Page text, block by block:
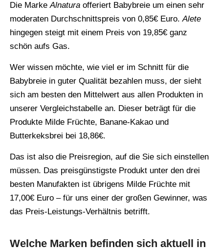
Die MarkeAlnatura offeriert Babybreie um einen sehr
moderaten Durchschnittspreis von 0,85€ Euro.Alete
hingegen steigt mit einem Preis von 19,85€ ganz
schön aufs Gas.
Wer wissen möchte, wie viel er im Schnitt für die
Babybreie in guter Qualität bezahlen muss, der sieht
sich am besten den Mittelwert aus allen Produkten in
unserer Vergleichstabelle an. Dieser beträgt für die
Produkte Milde Früchte, Banane-Kakao und
Butterkeksbrei bei 18,86€.
Das ist also die Preisregion, auf die Sie sich einstellen
müssen. Das preisgünstigste Produkt unter den drei
besten Manufakten ist übrigens Milde Früchte mit
17,00€ Euro – für uns einer der großen Gewinner, was
das Preis-Leistungs-Verhältnis betrifft.
Welche Marken befinden sich aktuell in